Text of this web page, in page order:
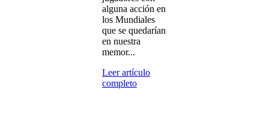
alguna acción en
los Mundiales
que se quedarían
en nuestra
memor...
Leer artículo
completo